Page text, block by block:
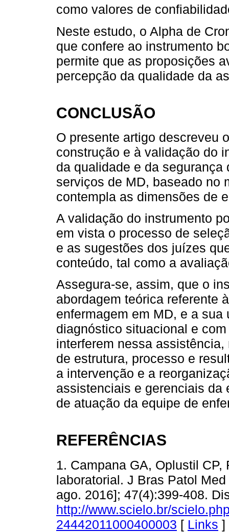
como valores de
Neste estudo, o Alpha de
que confere ao instrumento
permite que as proposições
percepção da qualidade da
CONCLUSÃO
O presente artigo descreveu
construção e à validação do
da qualidade e da
serviços de MD, baseado no
contempla as dimensões de
A validação do instrumento
em vista o processo de
e as sugestões dos juízes
conteúdo, tal como a
Assegura-se, assim, que o
abordagem teórica referente
enfermagem em MD, e a
diagnóstico situacional e
interferem nessa
de estrutura, processo e
a intervenção e a
assistenciais e gerenciais da
de atuação da equipe de
REFERÊNCIAS
1. Campana GA, Oplustil
laboratorial. J Bras Patol
ago. 2016]; 47(4):399-408.
http://www.scielo.br/
24442011000400003 [ Links ]